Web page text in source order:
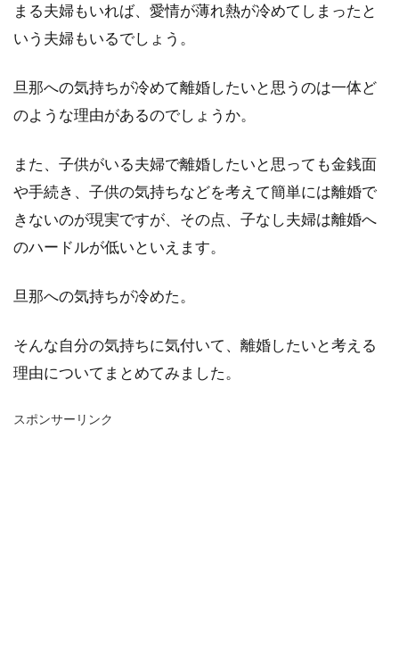
まる夫婦もいれば、愛情が薄れ熱が冷めてしまったと
いう夫婦もいるでしょう。
旦那への気持ちが冷めて離婚したいと思うのは一体ど
のような理由があるのでしょうか。
また、子供がいる夫婦で離婚したいと思っても金銭面
や手続き、子供の気持ちなどを考えて簡単には離婚で
きないのが現実ですが、その点、子なし夫婦は離婚へ
のハードルが低いといえます。
旦那への気持ちが冷めた。
そんな自分の気持ちに気付いて、離婚したいと考える
理由についてまとめてみました。
スポンサーリンク